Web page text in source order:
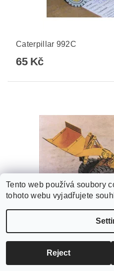
Caterpillar 992C
65 Kč
49 Kč
Tento web používá soubory
tohoto webu vyjadřujete
Reject